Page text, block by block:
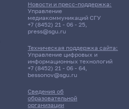
Сведения об
образовательной
организации
Новости и пресс-поддержка:
Управление
медиакоммуникаций СГУ
+7 (8452) 21 - 06 - 25,
press@sgu.ru
Техническая поддержка сайта:
Управление цифровых и
информационных технологий
+7 (8452) 21 - 06 - 64,
bessonov@sgu.ru